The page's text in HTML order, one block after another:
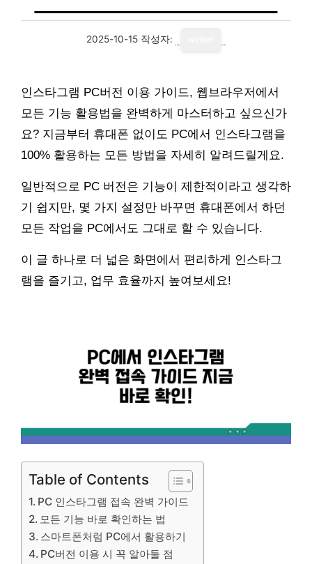
2025-10-15 작성자:
인스타그램 PC버전 이용 가이드, 웹브라우저에서
모든 기능 활용법을 완벽하게 마스터하고 싶으신가
요? 지금부터 휴대폰 없이도 PC에서 인스타그램을
100% 활용하는 모든 방법을 자세히 알려드릴게요.
일반적으로 PC 버전은 기능이 제한적이라고 생각하
기 쉽지만, 몇 가지 설정만 바꾸면 휴대폰에서 하던
모든 작업을 PC에서도 그대로 할 수 있습니다.
이 글 하나로 더 넓은 화면에서 편리하게 인스타그
램을 즐기고, 업무 효율까지 높여보세요!
Table of Contents
PC 인스타그램 접속 완벽 가이드
모든 기능 바로 확인하는 법
스마트폰처럼 PC에서 활용하기
PC버전 이용 시 꼭 알아둘 점